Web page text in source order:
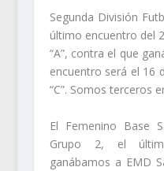
Segunda División
último encuentro del
“A”, contra el que
encuentro será el 16
“C”. Somos terceros
El Femenino Base
Grupo 2, el
ganábamos a EMD